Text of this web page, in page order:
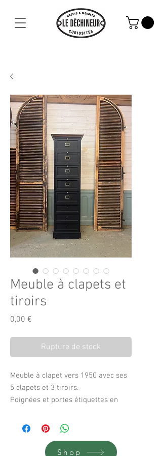
Meuble à clapets et
tiroirs
0,00 €
Rupture de stock
Meuble à clapet vers 1950 avec ses
5 clapets et 3 tiroirs.
Poignées et portes étiquettes en
Peu d’encombrement pour un
56 cm de longueurShop